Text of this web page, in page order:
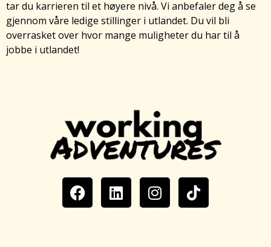
tar du karrieren til et høyere nivå. Vi anbefaler deg å se
gjennom våre ledige stillinger i utlandet. Du vil bli
overrasket over hvor mange muligheter du har til å
jobbe i utlandet!